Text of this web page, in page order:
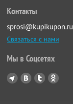
Контакты
sprosi@kupikupon.ru
Связаться с нами
Мы в Соцсетях